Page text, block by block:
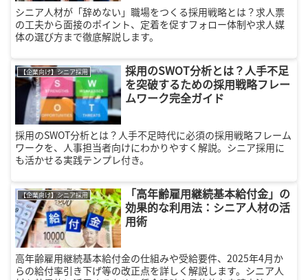
シニア人材が「辞めない」職場をつくる採用戦略とは？求人票
の工夫から面接のポイント、定着を促すフォロー体制や求人媒
体の選び方まで徹底解説します。
【企業向け】シニア採用
採用のSWOT分析とは？人手不足
を突破するための採用戦略フレー
ムワーク完全ガイド
採用のSWOT分析とは？人手不足時代に必須の採用戦略フレーム
ワークを、人事担当者向けにわかりやすく解説。シニア採用に
も活かせる実践テンプレ付き。
【企業向け】シニア採用
「高年齢雇用継続基本給付金」の
効果的な利用法：シニア人材の活
用術
高年齢雇用継続基本給付金の仕組みや受給要件、2025年4月か
らの給付率引き下げ等の改正点を詳しく解説します。シニア人